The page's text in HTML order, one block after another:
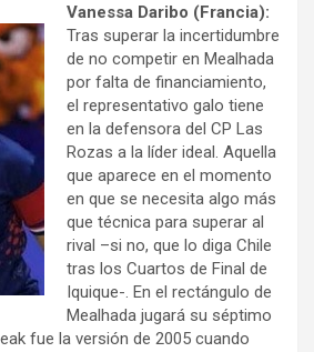
Vanessa Daribo (Francia):
Tras superar la incertidumbre
de no competir en Mealhada
por falta de financiamiento,
el representativo galo tiene
en la defensora del CP Las
Rozas a la líder ideal. Aquella
que aparece en el momento
en que se necesita algo más
que técnica para superar al
rival –si no, que lo diga Chile
tras los Cuartos de Final de
Iquique-. En el rectángulo de
Mealhada jugará su séptimo
fue la versión de 2005 cuando